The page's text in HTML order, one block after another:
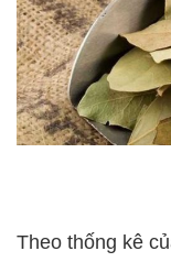
Theo thống kê